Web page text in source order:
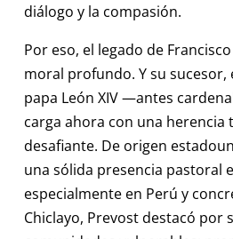
diálogo y la compasión.
Por eso, el legado de
moral profundo. Y su sucesor,
papa León XIV —antes
carga ahora con una herencia
desafiante. De origen
una sólida presencia pastoral
especialmente en Perú y
Chiclayo, Prevost destacó por